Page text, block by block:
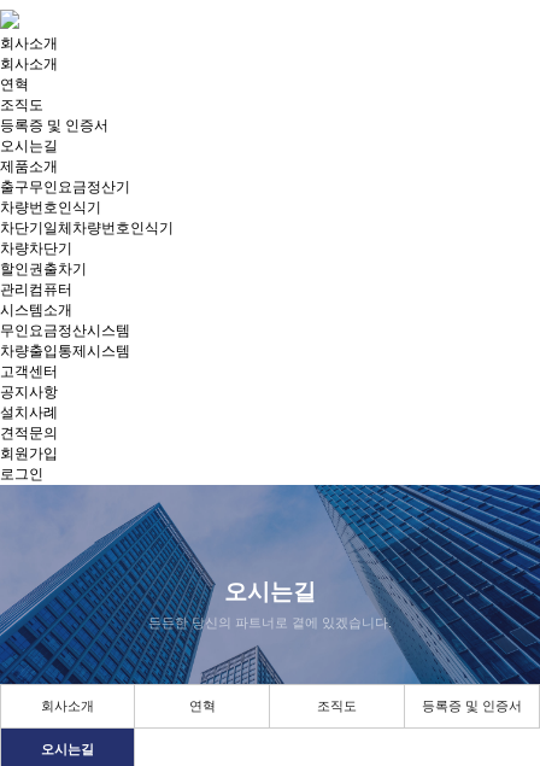
회사소개
회사소개
연혁
조직도
등록증 및 인증서
오시는길
제품소개
출구무인요금정산기
차량번호인식기
차단기일체차량번호인식기
차량차단기
할인권출차기
관리컴퓨터
시스템소개
무인요금정산시스템
차량출입통제시스템
고객센터
공지사항
설치사례
견적문의
회원가입
로그인
오시는길
든든한 당신의 파트너로 곁에 있겠습니다.
회사소개 연혁 조직도 등록증 및 인증서
오시는길